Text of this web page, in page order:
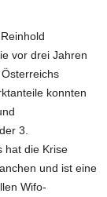
vor drei Jahren
konnten
3.
hat die Krise
und ist eine
Wifo-